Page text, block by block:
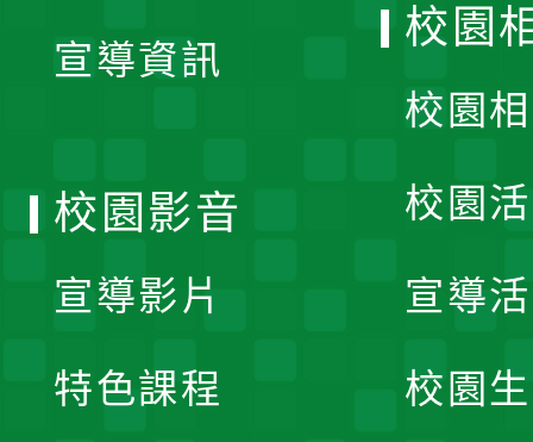
宣導資訊
校園
校園
校園
宣導
校園
校園影音
宣導影片
特色課程